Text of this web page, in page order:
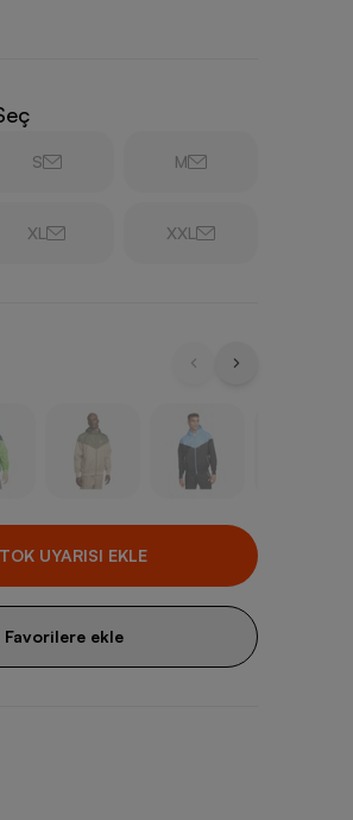
S M
XL XXL
UYARISI EKLE
Favorilere ekle